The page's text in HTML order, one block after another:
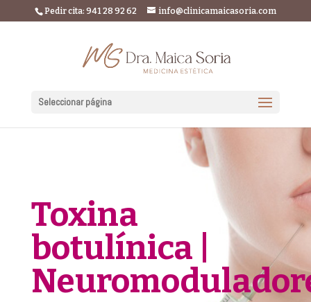
Pedir cita: 941 28 92 62 info@clinicamaicasoria.com
Seleccionar página
Toxina
botulínica |